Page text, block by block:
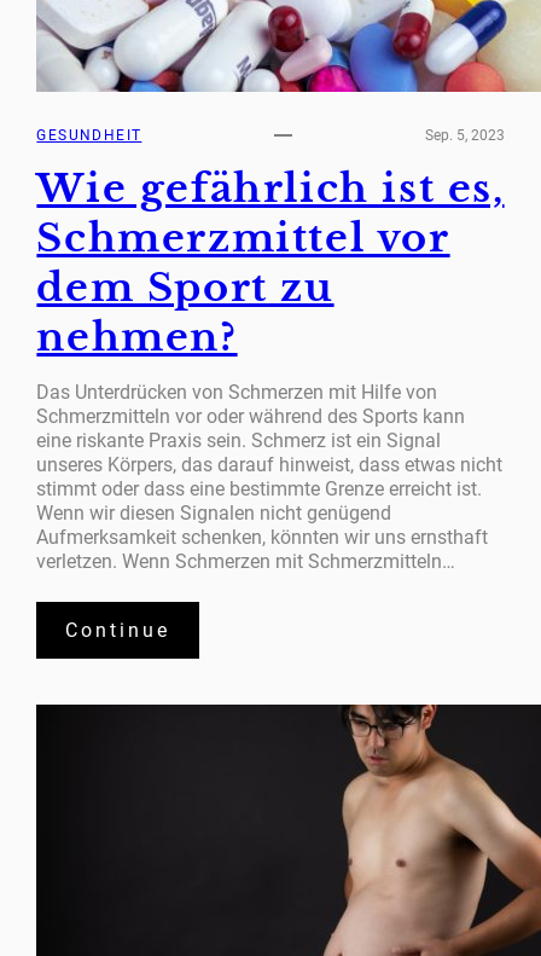
GESUNDHEIT Sep. 5, 2023
Wie gefährlich ist es,
Schmerzmittel vor
dem Sport zu
nehmen?
Das Unterdrücken von Schmerzen mit Hilfe von
Schmerzmitteln vor oder während des Sports kann
eine riskante Praxis sein. Schmerz ist ein Signal
unseres Körpers, das darauf hinweist, dass etwas nicht
stimmt oder dass eine bestimmte Grenze erreicht ist.
Wenn wir diesen Signalen nicht genügend
Aufmerksamkeit schenken, könnten wir uns ernsthaft
verletzen. Wenn Schmerzen mit Schmerzmitteln…
Continue